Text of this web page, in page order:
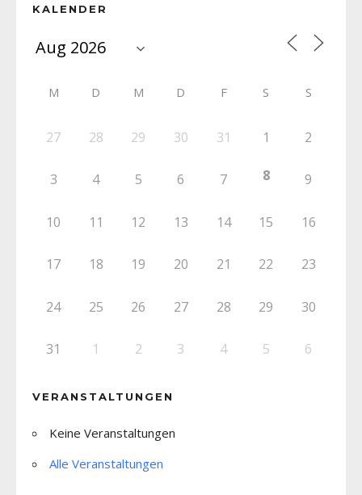
KALENDER
M D M D F S S
27 28 29 30 31 1 2
3 4 5 6 7 8 9
10 11 12 13 14 15 16
17 18 19 20 21 22 23
24 25 26 27 28 29 30
31 1 2 3 4 5 6
VERANSTALTUNGEN
Keine Veranstaltungen
Alle Veranstaltungen